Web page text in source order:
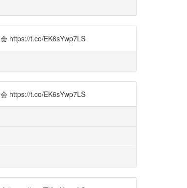
https://t.co/EK6sYwp7LS
https://t.co/EK6sYwp7LS